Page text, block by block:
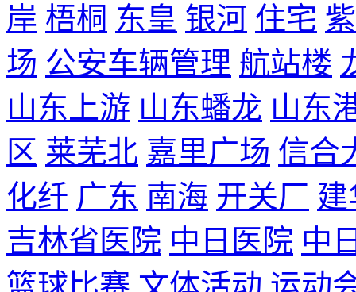
岸 梧桐 东皇 银河 住宅
场 公安车辆管理 航站楼
山东上游 山东蟠龙 山东
区 莱芜北 嘉里广场 信合
化纤 广东 南海 开关厂 建
吉林省医院 中日医院 中